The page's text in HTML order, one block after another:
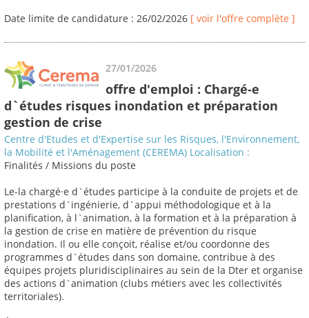
Date limite de candidature : 26/02/2026 [ voir l'offre complète ]
27/01/2026
offre d'emploi : Chargé-e
d`études risques inondation et préparation
gestion de crise
Centre d'Etudes et d'Expertise sur les Risques, l'Environnement,
la Mobilité et l'Aménagement (CEREMA) Localisation :
Finalités / Missions du poste
Le-la chargé·e d`études participe à la conduite de projets et de
prestations d`ingénierie, d`appui méthodologique et à la
planification, à l`animation, à la formation et à la préparation à
la gestion de crise en matière de prévention du risque
inondation. Il ou elle conçoit, réalise et/ou coordonne des
programmes d`études dans son domaine, contribue à des
équipes projets pluridisciplinaires au sein de la Dter et organise
des actions d`animation (clubs métiers avec les collectivités
territoriales).